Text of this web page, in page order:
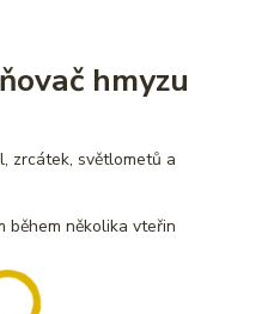
hmyzu
zrcátek, světlometů a
během několika vteřin